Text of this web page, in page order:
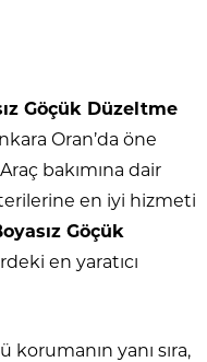
Göçük Düzeltme
Oran’da öne
bakımına dair
en iyi hizmeti
Göçük
en yaratıcı
yanı sıra,